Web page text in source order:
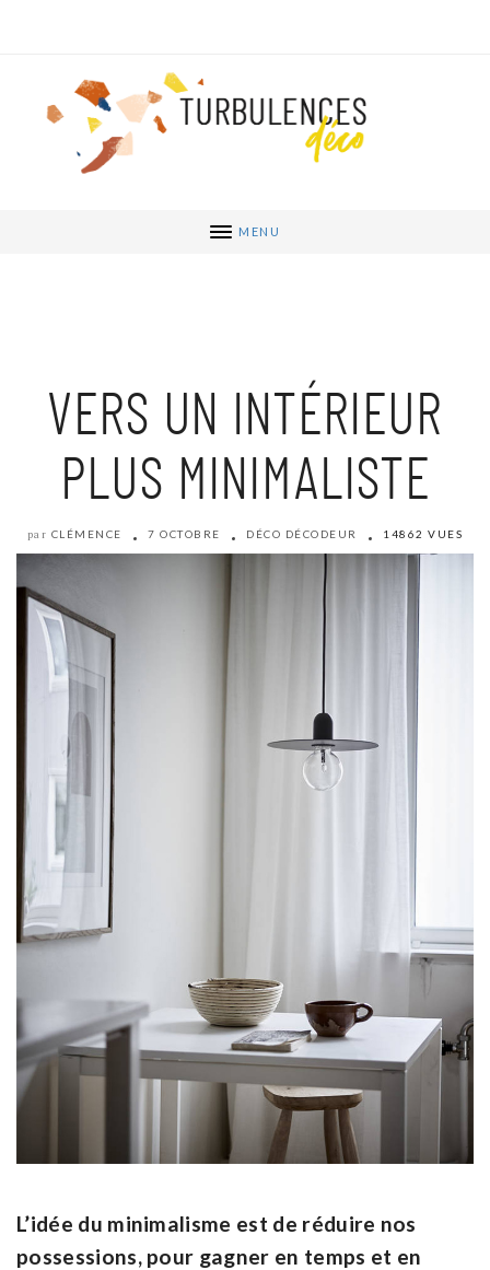
MENU
VERS UN INTÉRIEUR
PLUS MINIMALISTE
par CLÉMENCE 7 OCTOBRE DÉCO DÉCODEUR 14862 VUES
L’idée du minimalisme est de réduire nos
possessions, pour gagner en temps et en